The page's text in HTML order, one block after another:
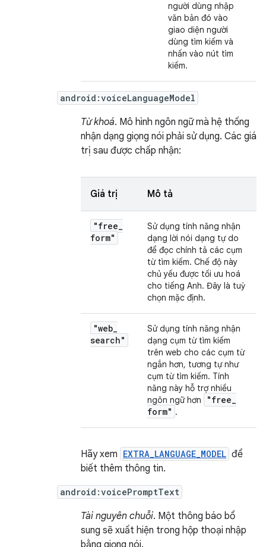
người dùng nhập
văn bản đó vào
giao diện người
dùng tìm kiếm và
nhấn vào nút tìm
kiếm.
android:voiceLanguageModel
Từ khoá. Mô hình ngôn ngữ mà hệ thống
nhận dạng giọng nói phải sử dụng. Các giá
trị sau được chấp nhận:
Giá trị Mô tả
"free_
form"
Sử dụng tính năng nhận
dạng lời nói dạng tự do
để đọc chính tả các cụm
từ tìm kiếm. Chế độ này
chủ yếu được tối ưu hoá
cho tiếng Anh. Đây là tuỳ
chọn mặc định.
"web_
search"
Sử dụng tính năng nhận
dạng cụm từ tìm kiếm
trên web cho các cụm từ
ngắn hơn, tương tự như
cụm từ tìm kiếm. Tính
năng này hỗ trợ nhiều
ngôn ngữ hơn
"free_
form" .
Hãy xem EXTRA_LANGUAGE_MODEL để
biết thêm thông tin.
android:voicePromptText
Tài nguyên chuỗi. Một thông báo bổ
sung sẽ xuất hiện trong hộp thoại nhập
bằng giọng nói.